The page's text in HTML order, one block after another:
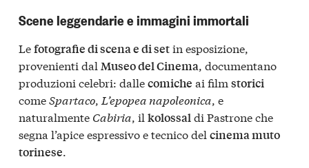
Scene leggendarie e immagini immortali
Lefotografie di scena e di setin esposizione,
provenienti dal Museo del Cinema , documentano
produzioni celebri: dallecomiche ai film storici
comeSpartaco L’epopea napoleonica , e
naturalmente Cabiria , il kolossal di Pastrone che
segna l’apice espressivo e tecnico del cinema muto
torinese